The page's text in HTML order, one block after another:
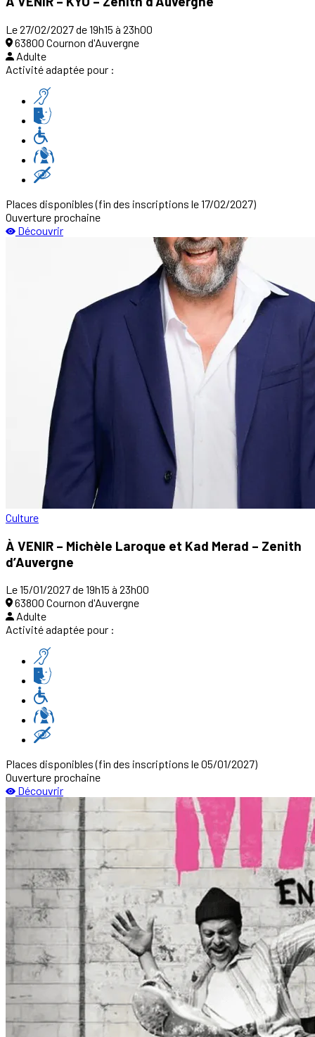
Le 27/02/2027 de 19h15 à 23h00
63800 Cournon d'Auvergne
Adulte
Activité adaptée pour :
Places disponibles(fin des inscriptions le 17/02/2027)
Ouverture prochaine
Découvrir
Culture
À VENIR – Michèle Laroque et Kad Merad – Zenith
d’Auvergne
Le 15/01/2027 de 19h15 à 23h00
63800 Cournon d'Auvergne
Adulte
Activité adaptée pour :
Places disponibles(fin des inscriptions le 05/01/2027)
Ouverture prochaine
Découvrir